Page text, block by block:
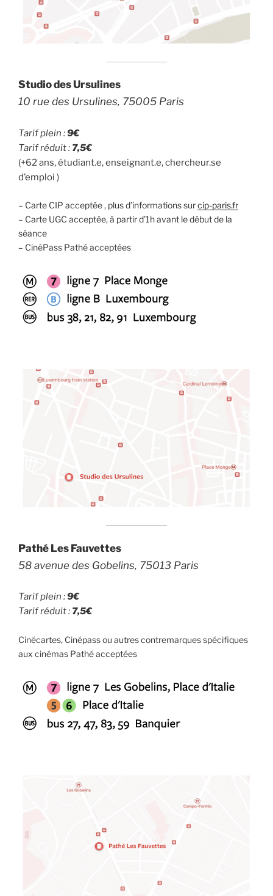
Studio des Ursulines
10 rue des Ursulines, 75005 Paris
Tarif plein : 9€
Tarif réduit : 7,5€
(+62 ans, étudiant.e, enseignant.e, chercheur.se
d’emploi )
– Carte CIP acceptée , plus d’informations surcip-paris.fr
– Carte UGC acceptée, à partir d’1h avant le début de la
séance
– CinéPass Pathé acceptées
Pathé Les Fauvettes
58 avenue des Gobelins, 75013 Paris
Tarif plein : 9€
Tarif réduit : 7,5€
Cinécartes, Cinépass ou autres contremarques spécifiques
aux cinémas Pathé acceptées